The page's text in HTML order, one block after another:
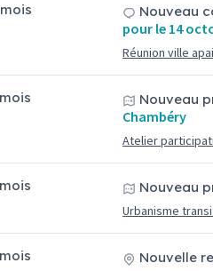
Nouveau
pour le 14
Réunion ville
Nouveau
Chambéry
Atelier
Nouveau
Urbanisme
Nouvelle